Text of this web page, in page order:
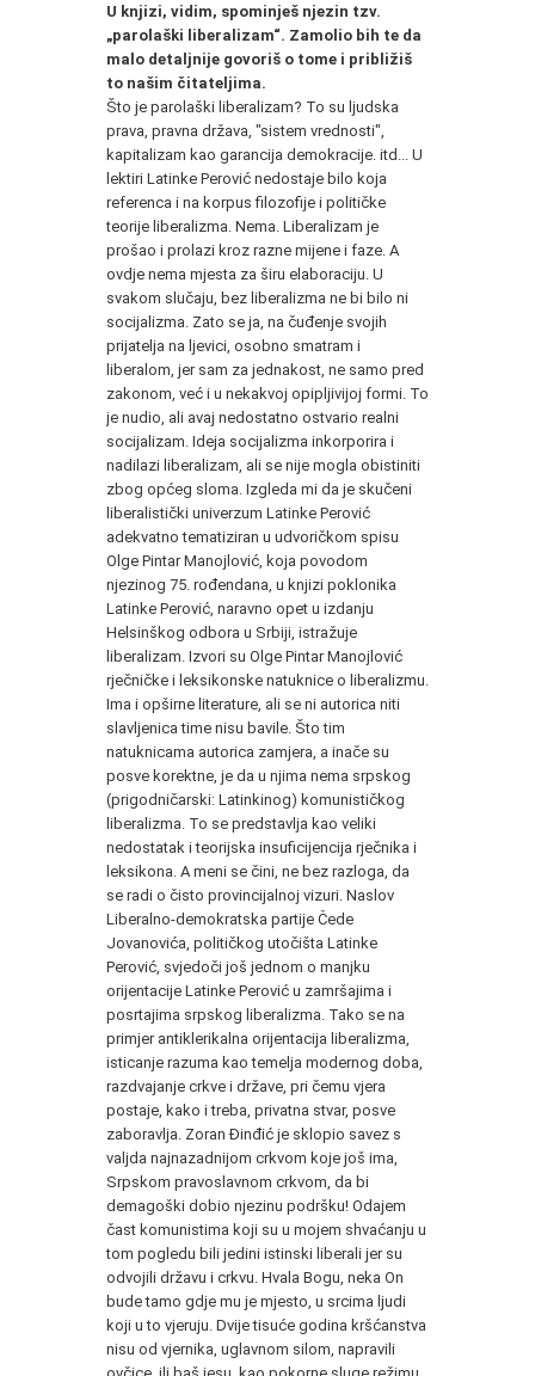
U knjizi, vidim, spominješ njezin tzv.
„parolaški liberalizam“. Zamolio bih te da
malo detaljnije govoriš o tome i približiš
to našim čitateljima.
Što je parolaški liberalizam? To su ljudska
prava, pravna država, "sistem vrednosti",
kapitalizam kao garancija demokracije. itd... U
lektiri Latinke Perović nedostaje bilo koja
referenca i na korpus filozofije i političke
teorije liberalizma. Nema. Liberalizam je
prošao i prolazi kroz razne mijene i faze. A
ovdje nema mjesta za širu elaboraciju. U
svakom slučaju, bez liberalizma ne bi bilo ni
socijalizma. Zato se ja, na čuđenje svojih
prijatelja na ljevici, osobno smatram i
liberalom, jer sam za jednakost, ne samo pred
zakonom, već i u nekakvoj opipljivijoj formi. To
je nudio, ali avaj nedostatno ostvario realni
socijalizam. Ideja socijalizma inkorporira i
nadilazi liberalizam, ali se nije mogla obistiniti
zbog općeg sloma. Izgleda mi da je skučeni
liberalistički univerzum Latinke Perović
adekvatno tematiziran u udvoričkom spisu
Olge Pintar Manojlović, koja povodom
njezinog 75. rođendana, u knjizi poklonika
Latinke Perović, naravno opet u izdanju
Helsinškog odbora u Srbiji, istražuje
liberalizam. Izvori su Olge Pintar Manojlović
rječničke i leksikonske natuknice o liberalizmu.
Ima i opširne literature, ali se ni autorica niti
slavljenica time nisu bavile. Što tim
natuknicama autorica zamjera, a inače su
posve korektne, je da u njima nema srpskog
(prigodničarski: Latinkinog) komunističkog
liberalizma. To se predstavlja kao veliki
nedostatak i teorijska insuficijencija rječnika i
leksikona. A meni se čini, ne bez razloga, da
se radi o čisto provincijalnoj vizuri. Naslov
Liberalno-demokratska partije Čede
Jovanovića, političkog utočišta Latinke
Perović, svjedoči još jednom o manjku
orijentacije Latinke Perović u zamršajima i
posrtajima srpskog liberalizma. Tako se na
primjer antiklerikalna orijentacija liberalizma,
isticanje razuma kao temelja modernog doba,
razdvajanje crkve i države, pri čemu vjera
postaje, kako i treba, privatna stvar, posve
zaboravlja. Zoran Đinđić je sklopio savez s
valjda najnazadnijom crkvom koje još ima,
Srpskom pravoslavnom crkvom, da bi
demagoški dobio njezinu podršku! Odajem
čast komunistima koji su u mojem shvaćanju u
tom pogledu bili jedini istinski liberali jer su
odvojili državu i crkvu. Hvala Bogu, neka On
bude tamo gdje mu je mjesto, u srcima ljudi
koji u to vjeruju. Dvije tisuće godina kršćanstva
nisu od vjernika, uglavnom silom, napravili